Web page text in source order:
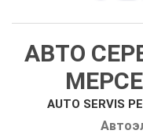
АВТО
AUTO SERVIS